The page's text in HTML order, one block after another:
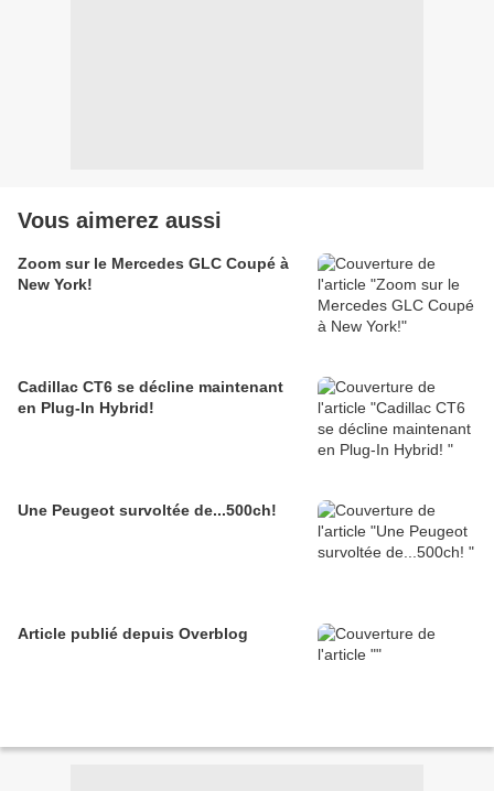
Vous aimerez aussi
Zoom sur le Mercedes GLC Coupé à
New York!
Cadillac CT6 se décline maintenant
en Plug-In Hybrid!
Une Peugeot survoltée de...500ch!
Article publié depuis Overblog